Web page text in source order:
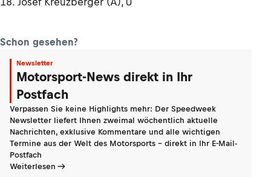
Schon gesehen?
Newsletter
Motorsport-News direkt in Ihr
Postfach
Verpassen Sie keine Highlights mehr: Der Speedweek
Newsletter liefert Ihnen zweimal wöchentlich aktuelle
Nachrichten, exklusive Kommentare und alle wichtigen
Termine aus der Welt des Motorsports - direkt in Ihr E-Mail-
Postfach
Weiterlesen